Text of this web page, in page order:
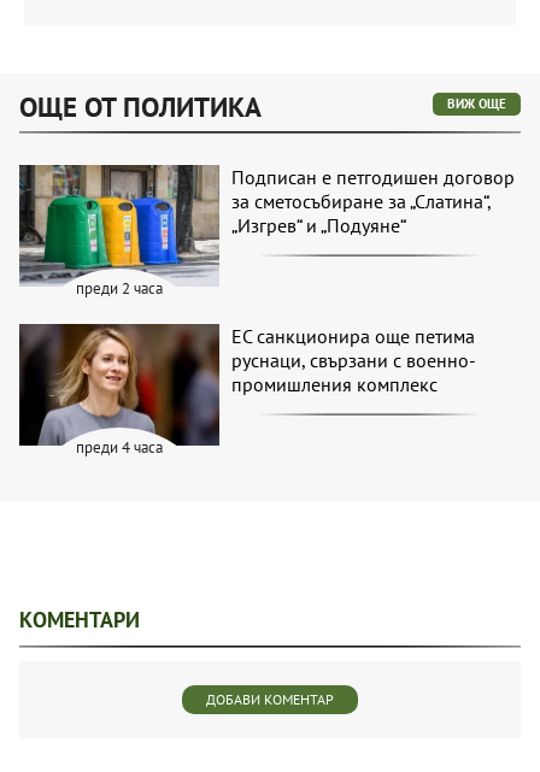
ОЩЕ ОТ ПОЛИТИКА ВИЖ ОЩЕ
преди 2 часа
Подписан е петгодишен договор
за сметосъбиране за „Слатина“,
„Изгрев“ и „Подуяне“
преди 4 часа
ЕС санкционира още петима
руснаци, свързани с военно-
промишления комплекс
КОМЕНТАРИ
ДОБАВИ КОМЕНТАР